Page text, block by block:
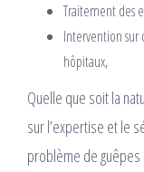
Traitement des
Intervention sur
hôpitaux,
Quelle que soit la
sur l’expertise et le
problème de